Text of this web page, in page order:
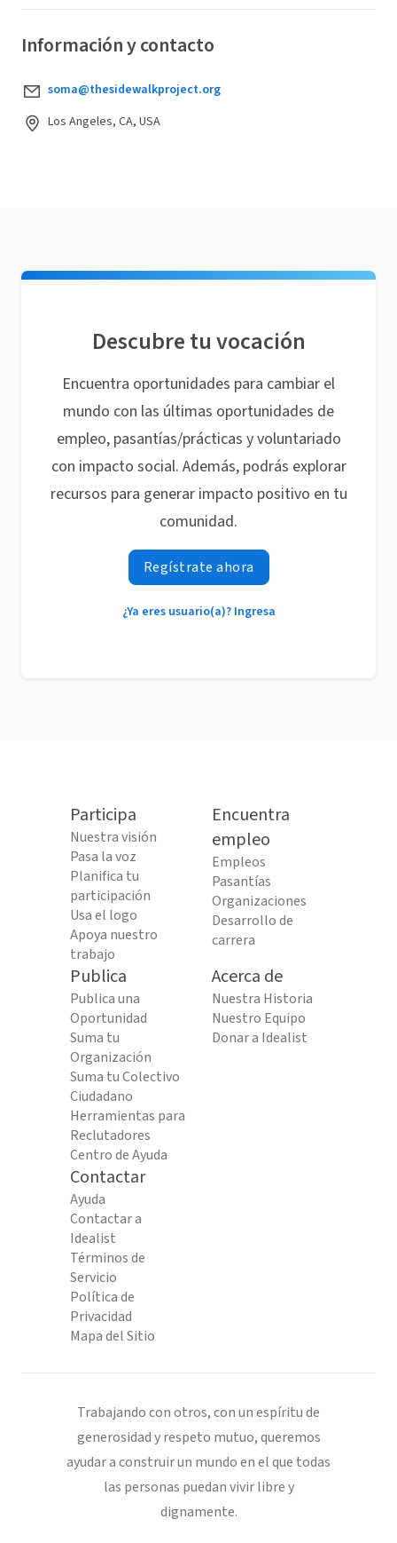
Información y contacto
soma@thesidewalkproject.org
Los Angeles, CA, USA
Descubre tu vocación
Encuentra oportunidades para cambiar el
mundo con las últimas oportunidades de
empleo, pasantías/prácticas y voluntariado
con impacto social. Además, podrás explorar
recursos para generar impacto positivo en tu
comunidad.
Regístrate ahora
¿Ya eres usuario(a)? Ingresa
Participa
Nuestra visión
Pasa la voz
Planifica tu
participación
Usa el logo
Apoya nuestro
trabajo
Encuentra
empleo
Empleos
Pasantías
Organizaciones
Desarrollo de
carrera
Publica
Publica una
Oportunidad
Suma tu
Organización
Suma tu Colectivo
Ciudadano
Herramientas para
Reclutadores
Centro de Ayuda
Acerca de
Nuestra Historia
Nuestro Equipo
Donar a Idealist
Contactar
Ayuda
Contactar a
Idealist
Términos de
Servicio
Política de
Privacidad
Mapa del Sitio
Trabajando con otros, con un espíritu de
generosidad y respeto mutuo, queremos
ayudar a construir un mundo en el que todas
las personas puedan vivir libre y
dignamente.